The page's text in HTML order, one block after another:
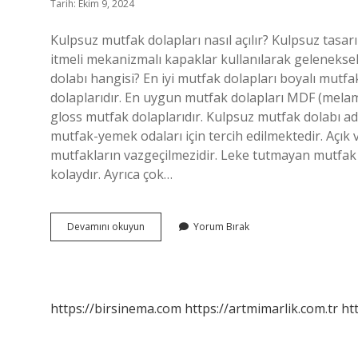
Tarih: Ekim 9, 2024
Kulpsuz mutfak dolapları nasıl açılır? Kulpsuz
itmeli mekanizmalı kapaklar kullanılarak geleneksel
dolabı hangisi? En iyi mutfak dolapları boyalı
dolaplarıdır. En uygun mutfak dolapları MDF
gloss mutfak dolaplarıdır. Kulpsuz mutfak dolabı
mutfak-yemek odaları için tercih edilmektedir.
mutfakların vazgeçilmezidir. Leke tutmayan
kolaydır. Ayrıca çok…
Devamını okuyun
Mutfak
Yorum Bırak
https://birsinema.com https://artmimarlik.com.tr